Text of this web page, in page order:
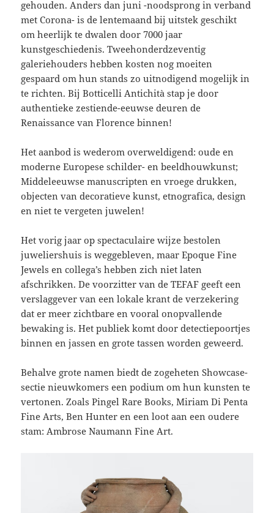
gehouden. Anders dan juni -noodsprong in verband
met Corona- is de lentemaand bij uitstek geschikt
om heerlijk te dwalen door 7000 jaar
kunstgeschiedenis. Tweehonderdzeventig
galeriehouders hebben kosten nog moeiten
gespaard om hun stands zo uitnodigend mogelijk in
te richten. Bij Botticelli Antichità stap je door
authentieke zestiende-eeuwse deuren de
Renaissance van Florence binnen!
Het aanbod is wederom overweldigend: oude en
moderne Europese schilder- en beeldhouwkunst;
Middeleeuwse manuscripten en vroege drukken,
objecten van decoratieve kunst, etnografica, design
en niet te vergeten juwelen!
Het vorig jaar op spectaculaire wijze bestolen
juweliershuis is weggebleven, maar Epoque Fine
Jewels en collega’s hebben zich niet laten
afschrikken. De voorzitter van de TEFAF geeft een
verslaggever van een lokale krant de verzekering
dat er meer zichtbare en vooral onopvallende
bewaking is. Het publiek komt door detectiepoortjes
binnen en jassen en grote tassen worden geweerd.
Behalve grote namen biedt de zogeheten Showcase-
sectie nieuwkomers een podium om hun kunsten te
vertonen. Zoals Pingel Rare Books, Miriam Di Penta
Fine Arts, Ben Hunter en een loot aan een oudere
stam: Ambrose Naumann Fine Art.